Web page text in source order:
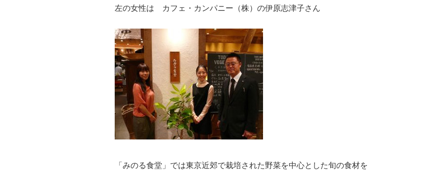
左の女性は カフェ・カンパニー（株）の伊原志津子さん
「みのる食堂」では東京近郊で栽培された野菜を中心とした旬の食材を